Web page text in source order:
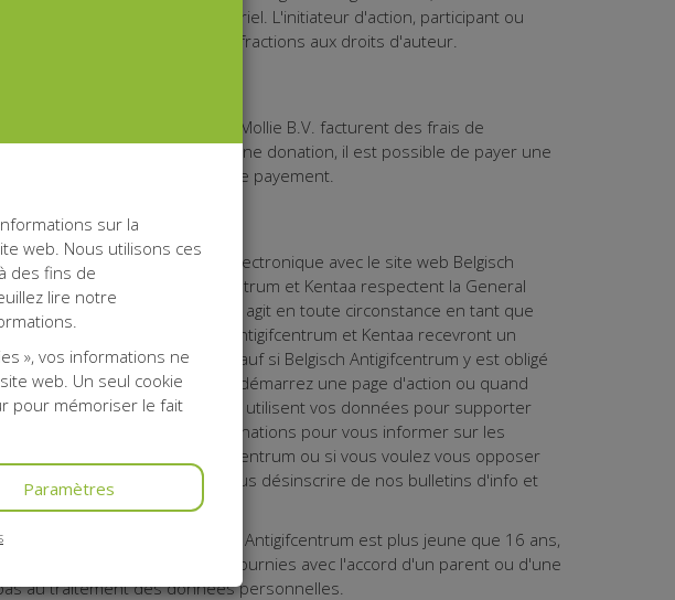
parties concernant ce matériel. L'initiateur d'action, participant ou
partie concernant les infractions aux droits d'auteur.
ces transactions, Kentaa et Mollie B.V. facturent des frais de
de Mollie B.V.. Lors d'une donation, il est possible de payer une
donné et de la méthode de payement.
dans la correspondance électronique avec le site web Belgisch
ce faisant, Belgisch Antigifcentrum et Kentaa respectent la General
Belgisch Antigifcentrum agit en toute circonstance en tant que
4 sub f GDPR. Belgisch Antigifcentrum et Kentaa recevront un
pour consultation, sauf si Belgisch Antigifcentrum y est obligé
le site web, quand vous démarrez une page d'action ou quand
Antigifcentrum et Kentaa utilisent vos données pour supporter
le traitement de donations pour vous informer sur les
des infos de Belgisch Antigifcentrum ou si vous voulez vous opposer
. Vous pouvez vous désinscrire de nos bulletins d'info et
sur le site web Belgisch Antigifcentrum est plus jeune que 16 ans,
si les données ont été fournies avec l'accord d'un parent ou d'une
au traitement des données personnelles.
sur la
web. Nous utilisons ces
des fins de
lire notre
», vos informations ne
web. Un seul cookie
pour mémoriser le fait
Paramètres